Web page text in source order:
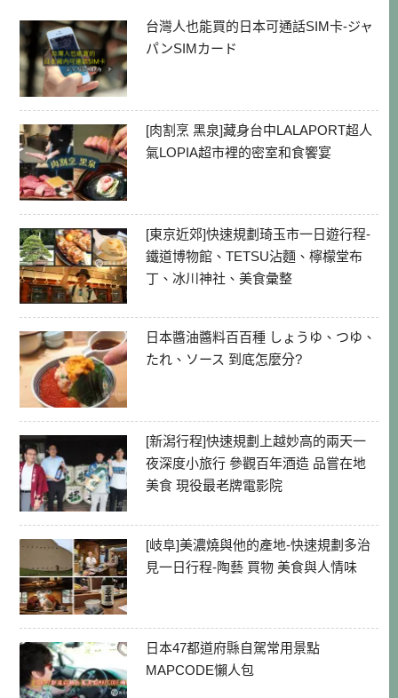
台灣人也能買的日本可通話SIM卡-ジャ
パンSIMカード
[肉割烹 黑泉]藏身台中LALAPORT超人
氣LOPIA超市裡的密室和食饗宴
[東京近郊]快速規劃琦玉市一日遊行程-
鐵道博物館、TETSU沾麵、檸檬堂布
丁、冰川神社、美食彙整
日本醬油醬料百百種 しょうゆ、つゆ、
たれ、ソース 到底怎麼分?
[新潟行程]快速規劃上越妙高的兩天一
夜深度小旅行 參觀百年酒造 品嘗在地
美食 現役最老牌電影院
[岐阜]美濃燒與他的產地-快速規劃多治
見一日行程-陶藝 買物 美食與人情味
日本47都道府縣自駕常用景點
MAPCODE懶人包